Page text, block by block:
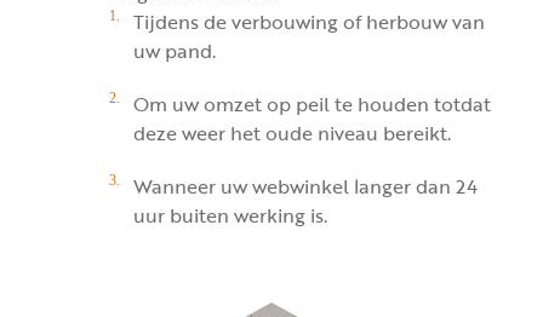
Tijdens de verbouwing of herbouw van
uw pand.
Om uw omzet op peil te houden totdat
deze weer het oude niveau bereikt.
Wanneer uw webwinkel langer dan 24
uur buiten werking is.